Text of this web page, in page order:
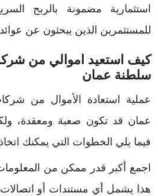
استثمارية مضمونة بالربح
للمستثمرين الذين يبحثون عن
كيف استعيد اموالي من
سلطنة عمان
عملية استعادة الأموال من
عمان قد تكون صعبة ومعقدة،
فيما يلي الخطوات التي يمكنك
اجمع أكبر قدر ممكن من
هذا يشمل أي مستندات أو